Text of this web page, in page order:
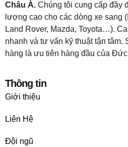
Châu Á. Chúng tôi cung cấp đầy
lượng cao cho các dòng xe sang
Land Rover, Mazda, Toyota…).
nhanh và tư vấn kỹ thuật tận tâm.
hàng là ưu tiên hàng đầu của Đức
Thông tin
Giới thiệu
Liên Hệ
Đội ngũ